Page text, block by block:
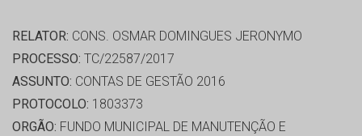
RELATOR: CONS. OSMAR DOMINGUES JERONYMO
PROCESSO: TC/22587/2017
ASSUNTO: CONTAS DE GESTÃO 2016
PROTOCOLO: 1803373
ORGÃO: FUNDO MUNICIPAL DE MANUTENÇÃO E